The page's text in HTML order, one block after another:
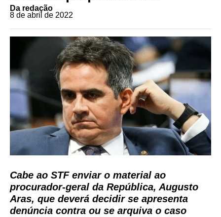
Da redação
8 de abril de 2022
Cabe ao STF enviar o material ao
procurador-geral da República, Augusto
Aras, que deverá decidir se apresenta
denúncia contra ou se arquiva o caso